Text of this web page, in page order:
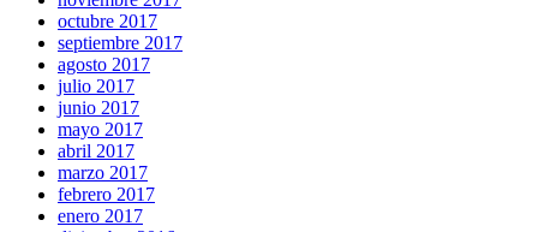
octubre 2017
septiembre 2017
agosto 2017
julio 2017
junio 2017
mayo 2017
abril 2017
marzo 2017
febrero 2017
enero 2017